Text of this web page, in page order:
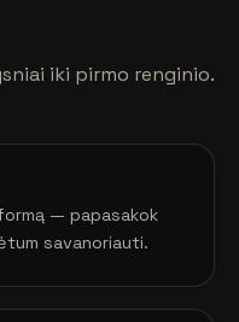
iki pirmo renginio.
— papasakok
savanoriauti.